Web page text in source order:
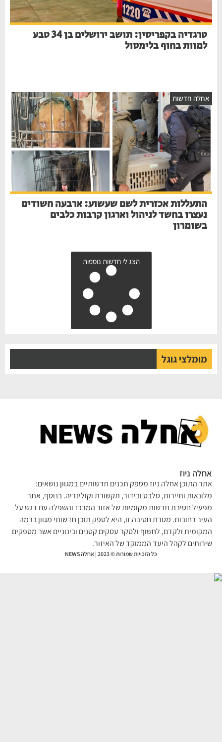
טרגדיה בקפריסין: תושב ירושלים בן 34 טבע
למוות בחוף בלימסול
חדשות
התעללות אכזרית לשם שעשוע: ארבעה חשודים
נעצרו בחשד לניהול וארגון קרבות כלבים
בשומרון
הצג לי חדשות נוספות
מומלצי גוגל
ניוז
התוכן אחלה ניוז מספק תכנים חדשותיים במגוון נושאים:
ותיירות, סלבס ובידור, תקשורת וקולינריה. בנוסף, אתר
חטיבת חדשות מקומיות של אזור המרכז והשפלה עם דגש על
רחובות. מטרת חטיבה זו, היא לספק תוכן חדשותי מגוון ברמה
ולקדם, לחשוף ולסקר עסקים קטנים ובינוניים אשר מספקים
לקהל היעד הממוקד של האיזור.
כל הזכויות שמורות © 2023 | אחלה NEWS